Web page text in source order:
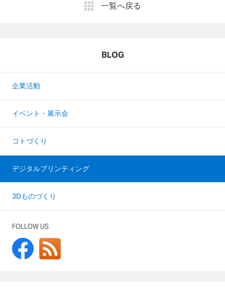
一覧へ戻る
BLOG
企業活動
イベント・展示会
コトづくり
デジタルプリンティング
3Dものづくり
FOLLOW US